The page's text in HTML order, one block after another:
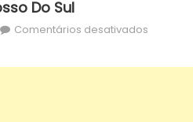
Do Sul
Comentários desativadosem
produz